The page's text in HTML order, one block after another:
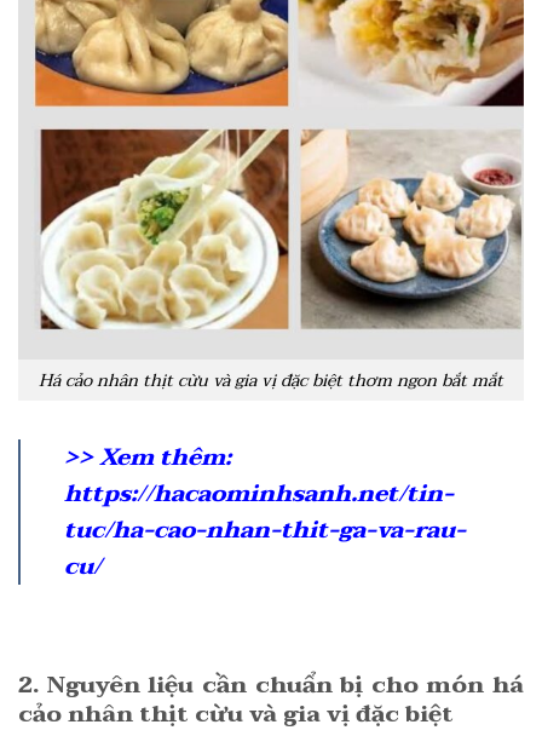
Há cảo nhân thịt cừu và gia vị đặc biệt thơm ngon bắt mắt
>> Xem thêm:
https://hacaominhsanh.net/tin-
tuc/ha-cao-nhan-thit-ga-va-rau-
cu/
2. Nguyên liệu cần chuẩn bị cho món há
cảo nhân thịt cừu và gia vị đặc biệt